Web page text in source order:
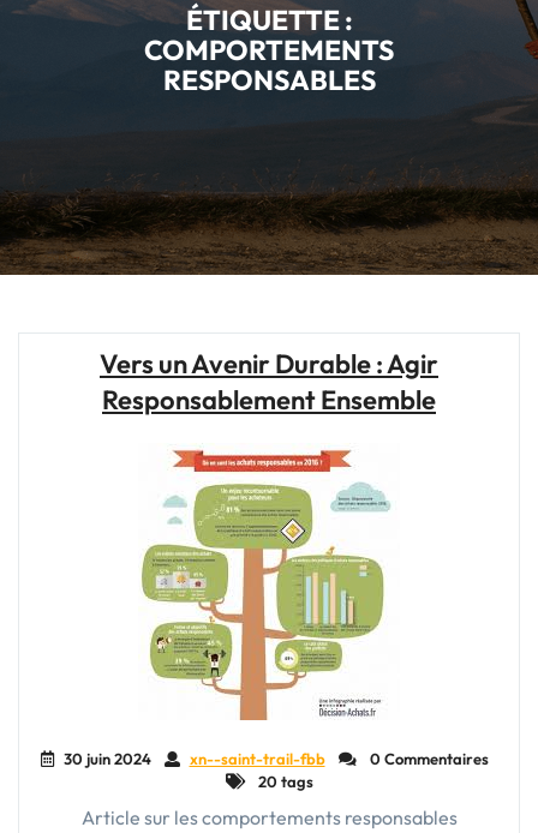
ÉTIQUETTE :
COMPORTEMENTS
RESPONSABLES
Vers un Avenir Durable : Agir
Responsablement Ensemble
30 juin 2024 xn--saint-trail-fbb
0 Commentaires
20 tags
Article sur les comportements responsables